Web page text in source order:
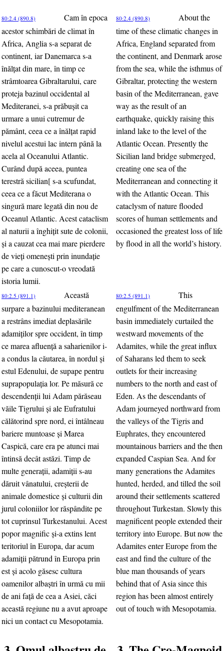
80:2.4 (890.8)
Cam în epoca
acestor schimbări de climat în
Africa, Anglia s-a separat de
continent, iar Danemarca s-a
înălţat din mare, în timp ce
strâmtoarea Gibraltarului, care
proteja bazinul occidental al
Mediteranei, s-a prăbuşit ca
urmare a unui cutremur de
pământ, ceea ce a înălţat rapid
nivelul acestui lac intern până la
acela al Oceanului Atlantic.
Curând după aceea, puntea
terestră sicilian[ s-a scufundat,
ceea ce a făcut Mediterana o
singură mare legată din nou de
Oceanul Atlantic. Acest cataclism
al naturii a înghiţit sute de colonii,
şi a cauzat cea mai mare pierdere
de vieţi omeneşti prin inundaţie
pe care a cunoscut-o vreodată
istoria lumii.
80:2.4 (890.8)
About the
time of these climatic changes in
Africa, England separated from
the continent, and Denmark arose
from the sea, while the isthmus of
Gibraltar, protecting the western
basin of the Mediterranean, gave
way as the result of an
earthquake, quickly raising this
inland lake to the level of the
Atlantic Ocean. Presently the
Sicilian land bridge submerged,
creating one sea of the
Mediterranean and connecting it
with the Atlantic Ocean. This
cataclysm of nature flooded
scores of human settlements and
occasioned the greatest loss of life
by flood in all the world’s history.
80:2.5 (891.1)
Această
surpare a bazinului mediteranean
a restrâns imediat deplasările
adamiţilor spre occident, în timp
ce marea afluenţă a saharienilor i-
a condus la căutarea, în nordul şi
estul Edenului, de supape pentru
suprapopulaţia lor. Pe măsură ce
descendenţii lui Adam părăseau
văile Tigrului şi ale Eufratului
călătorind spre nord, ei întâlneau
bariere muntoase şi Marea
Caspică, care era pe atunci mai
întinsă decât astăzi. Timp de
multe generaţii, adamiţii s-au
dăruit vânatului, creşterii de
animale domestice şi culturii din
jurul coloniilor lor răspândite pe
tot cuprinsul Turkestanului. Acest
popor magnific şi-a extins lent
teritoriul în Europa, dar acum
adamiţii pătrund în Europa prin
est şi acolo găsesc cultura
oamenilor albaştri în urmă cu mii
de ani faţă de cea a Asiei, căci
această regiune nu a avut aproape
nici un contact cu Mesopotamia.
80:2.5 (891.1)
This
engulfment of the Mediterranean
basin immediately curtailed the
westward movements of the
Adamites, while the great influx
of Saharans led them to seek
outlets for their increasing
numbers to the north and east of
Eden. As the descendants of
Adam journeyed northward from
the valleys of the Tigris and
Euphrates, they encountered
mountainous barriers and the then
expanded Caspian Sea. And for
many generations the Adamites
hunted, herded, and tilled the soil
around their settlements scattered
throughout Turkestan. Slowly this
magnificent people extended their
territory into Europe. But now the
Adamites enter Europe from the
east and find the culture of the
blue man thousands of years
behind that of Asia since this
region has been almost entirely
out of touch with Mesopotamia.